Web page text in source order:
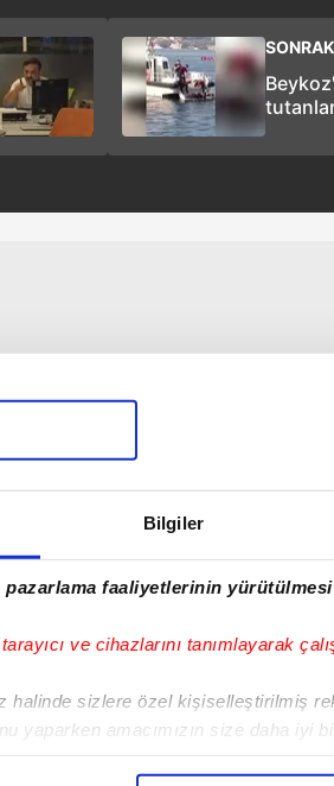
Bilgiler
faaliyetlerinin yürütülmesi
ve cihazlarını tanımlayarak
halinde sizlere özel kişiselleştirilmiş
yaparken amacımızın size daha
anlar!